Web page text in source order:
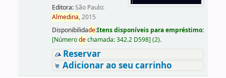
Editora:São Paulo:
Almedina,2015
Disponibilidade:Itens disponíveis para empréstimo:
[Númerodechamada:342.2 D598] (2).
Reservar
Adicionar ao seu carrinho